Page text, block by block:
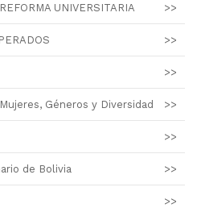
UNIVERSITARIA >>
>>
>>
Géneros y Diversidad >>
>>
de Bolivia >>
>>